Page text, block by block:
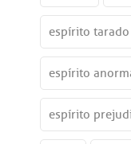
espírito tarado
espírito
espírito